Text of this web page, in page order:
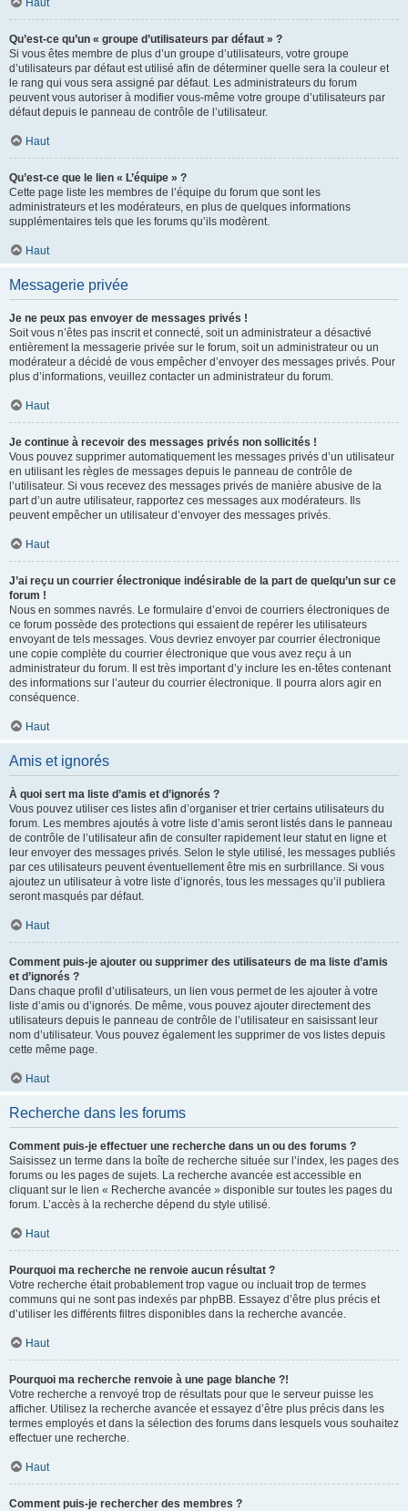
Haut
Qu’est-ce qu’un « groupe d’utilisateurs par défaut » ?
Si vous êtes membre de plus d’un groupe d’utilisateurs, votre groupe
d’utilisateurs par défaut est utilisé afin de déterminer quelle sera la couleur et
le rang qui vous sera assigné par défaut. Les administrateurs du forum
peuvent vous autoriser à modifier vous-même votre groupe d’utilisateurs par
défaut depuis le panneau de contrôle de l’utilisateur.
Haut
Qu’est-ce que le lien « L’équipe » ?
Cette page liste les membres de l’équipe du forum que sont les
administrateurs et les modérateurs, en plus de quelques informations
supplémentaires tels que les forums qu’ils modèrent.
Haut
Messagerie privée
Je ne peux pas envoyer de messages privés !
Soit vous n’êtes pas inscrit et connecté, soit un administrateur a désactivé
entièrement la messagerie privée sur le forum, soit un administrateur ou un
modérateur a décidé de vous empêcher d’envoyer des messages privés. Pour
plus d’informations, veuillez contacter un administrateur du forum.
Haut
Je continue à recevoir des messages privés non sollicités !
Vous pouvez supprimer automatiquement les messages privés d’un utilisateur
en utilisant les règles de messages depuis le panneau de contrôle de
l’utilisateur. Si vous recevez des messages privés de manière abusive de la
part d’un autre utilisateur, rapportez ces messages aux modérateurs. Ils
peuvent empêcher un utilisateur d’envoyer des messages privés.
Haut
J’ai reçu un courrier électronique indésirable de la part de quelqu’un sur ce
forum !
Nous en sommes navrés. Le formulaire d’envoi de courriers électroniques de
ce forum possède des protections qui essaient de repérer les utilisateurs
envoyant de tels messages. Vous devriez envoyer par courrier électronique
une copie complète du courrier électronique que vous avez reçu à un
administrateur du forum. Il est très important d’y inclure les en-têtes contenant
des informations sur l’auteur du courrier électronique. Il pourra alors agir en
conséquence.
Haut
Amis et ignorés
À quoi sert ma liste d’amis et d’ignorés ?
Vous pouvez utiliser ces listes afin d’organiser et trier certains utilisateurs du
forum. Les membres ajoutés à votre liste d’amis seront listés dans le panneau
de contrôle de l’utilisateur afin de consulter rapidement leur statut en ligne et
leur envoyer des messages privés. Selon le style utilisé, les messages publiés
par ces utilisateurs peuvent éventuellement être mis en surbrillance. Si vous
ajoutez un utilisateur à votre liste d’ignorés, tous les messages qu’il publiera
seront masqués par défaut.
Haut
Comment puis-je ajouter ou supprimer des utilisateurs de ma liste d’amis
et d’ignorés ?
Dans chaque profil d’utilisateurs, un lien vous permet de les ajouter à votre
liste d’amis ou d’ignorés. De même, vous pouvez ajouter directement des
utilisateurs depuis le panneau de contrôle de l’utilisateur en saisissant leur
nom d’utilisateur. Vous pouvez également les supprimer de vos listes depuis
cette même page.
Haut
Recherche dans les forums
Comment puis-je effectuer une recherche dans un ou des forums ?
Saisissez un terme dans la boîte de recherche située sur l’index, les pages des
forums ou les pages de sujets. La recherche avancée est accessible en
cliquant sur le lien « Recherche avancée » disponible sur toutes les pages du
forum. L’accès à la recherche dépend du style utilisé.
Haut
Pourquoi ma recherche ne renvoie aucun résultat ?
Votre recherche était probablement trop vague ou incluait trop de termes
communs qui ne sont pas indexés par phpBB. Essayez d’être plus précis et
d’utiliser les différents filtres disponibles dans la recherche avancée.
Haut
Pourquoi ma recherche renvoie à une page blanche ?!
Votre recherche a renvoyé trop de résultats pour que le serveur puisse les
afficher. Utilisez la recherche avancée et essayez d’être plus précis dans les
termes employés et dans la sélection des forums dans lesquels vous souhaitez
effectuer une recherche.
Haut
Comment puis-je rechercher des membres ?